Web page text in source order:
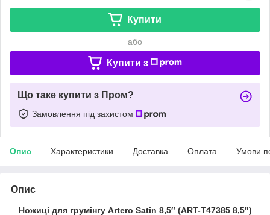
Купити
або
Купити з
Що таке купити з Пром?
Замовлення під захистом
Опис Характеристики Доставка Оплата Умови
Опис
Ножиці для грумінгу Artero Satin 8,5″ (ART-T47385 8,5")